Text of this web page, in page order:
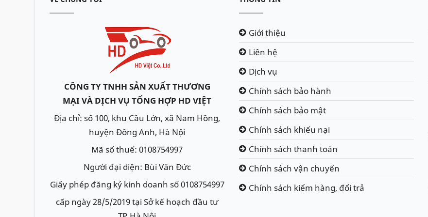
CÔNG TY TNHH SẢN XUẤT THƯƠNG
MẠI VÀ DỊCH VỤ TỔNG HỢP HD VIỆT
Địa chỉ: số 100, khu Cầu Lớn, xã Nam Hồng,
huyện Đông Anh, Hà Nội
Mã số thuế: 0108754997
Người đại diện: Bùi Văn Đức
Giấy phép đăng ký kinh doanh số 0108754997
cấp ngày 28/5/2019 tại Sở kế hoạch đầu tư
Giới thiệu
Liên hệ
Dịch vụ
Chính sách bảo hành
Chính sách bảo mật
Chính sách khiếu nại
Chính sách thanh toán
Chính sách vận chuyển
Chính sách kiểm hàng, đổi trả